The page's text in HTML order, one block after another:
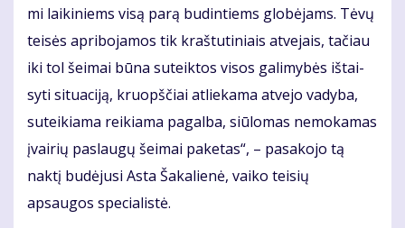
mi lai­ki­niems vi­są pa­rą bu­din­tiems glo­bė­jams. Tė­vų
tei­sės ap­ri­bo­ja­mos tik kraš­tu­ti­niais at­ve­jais, ta­čiau
iki tol šei­mai bū­na su­teik­tos vi­sos ga­li­my­bės iš­tai­
sy­ti si­tu­a­ci­ją, kruopš­čiai at­lie­ka­ma at­ve­jo va­dy­ba,
su­tei­kia­ma rei­kia­ma pa­gal­ba, siū­lo­mas ne­mo­ka­mas
įvai­rių pa­slau­gų šei­mai pa­ke­tas“, – pa­sa­ko­jo tą
naktį budėjusi Asta Šakalienė, vaiko teisių
apsaugos specialistė.